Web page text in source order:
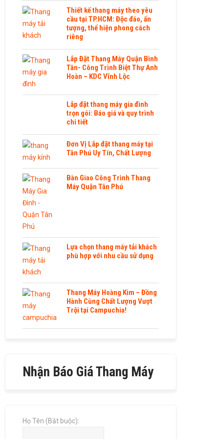
Thiết kế thang máy theo yêu
cầu tại TP.HCM: Độc đáo, ấn
tượng, thể hiện phong cách
riêng
Lắp Đặt Thang Máy Quận Bình
Tân- Công Trình Biệt Thự Anh
Hoàn – KDC Vĩnh Lộc
Lắp đặt thang máy gia đình
trọn gói: Báo giá và quy trình
chi tiết
Đơn Vị Lắp đặt thang máy tại
Tân Phú Uy Tín, Chất Lượng
Bàn Giao Công Trình Thang
Máy Quận Tân Phú
Lựa chọn thang máy tải khách
phù hợp với nhu cầu sử dụng
Thang Máy Hoàng Kim – Đồng
Hành Cùng Chất Lượng Vượt
Trội tại Campuchia!
Nhận Báo Giá Thang Máy
Họ Tên (Bắt buộc):